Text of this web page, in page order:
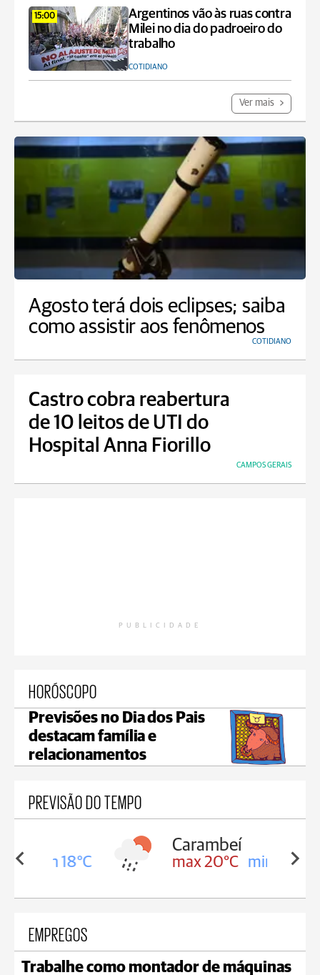
15:00
Argentinos vão às ruas contra
Milei no dia do padroeiro do
trabalho
COTIDIANO
Ver mais
Agosto terá dois eclipses; saiba
como assistir aos fenômenos
COTIDIANO
Castro cobra reabertura
de 10 leitos de UTI do
Hospital Anna Fiorillo
CAMPOS GERAIS
PUBLICIDADE
HORÓSCOPO
Previsões no Dia dos Pais
destacam família e
relacionamentos
PREVISÃO DO TEMPO
18°C
Carambeí
max 20°C min 18°C
EMPREGOS
Trabalhe como montador de máquinas